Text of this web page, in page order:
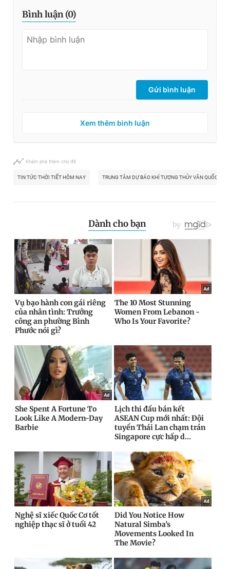
Bình luận (0)
Gửi bình luận
Xem thêm bình luận
Khám phá thêm chủ đề
TIN TỨC THỜI TIẾT HÔM NAY TRUNG TÂM DỰ BÁO KHÍ TƯỢNG THỦY VĂN QUỐC GIA